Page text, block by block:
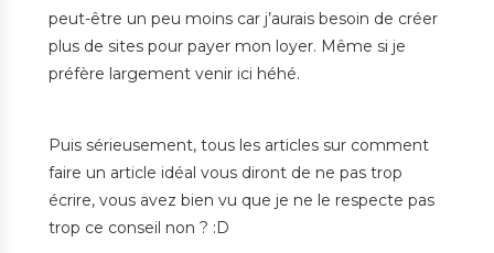
peut-être un peu moins car j’aurais besoin de créer
plus de sites pour payer mon loyer. Même si je
préfère largement venir ici héhé.
Puis sérieusement, tous les articles sur comment
faire un article idéal vous diront de ne pas trop
écrire, vous avez bien vu que je ne le respecte pas
trop ce conseil non ? :D